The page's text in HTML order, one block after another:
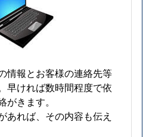
情報とお客様の連絡先等
早ければ数時間程度で依
きます。
あれば、その内容も伝え